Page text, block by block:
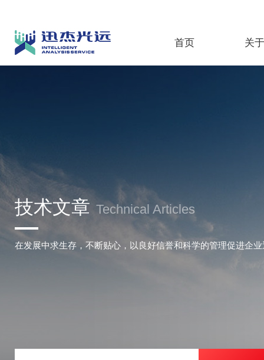
首页 关
技术文章 Technical Articles
在发展中求生存，不断贴心，以良好信誉和科学的管理促进企